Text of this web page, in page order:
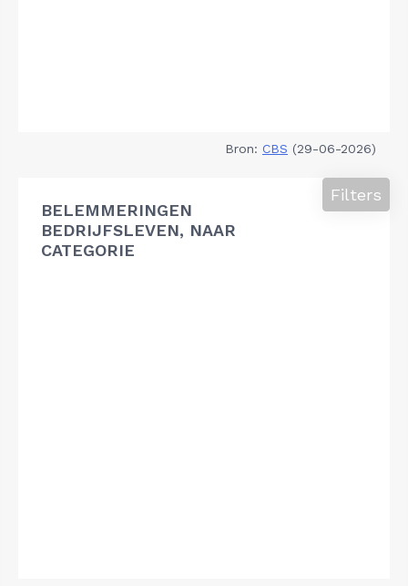
Bron: CBS (29-06-2026)
BELEMMERINGEN
BEDRIJFSLEVEN, NAAR
CATEGORIE
Filters